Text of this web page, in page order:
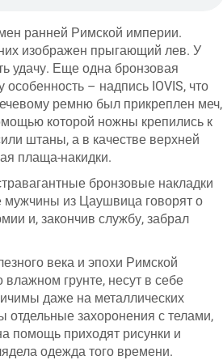
ранней Римской империи.
изображен прыгающий лев. У
удачу. Еще одна бронзовая
– надпись IOVIS, что
ремню был прикреплен меч,
которой ножны крепились к
штаны, а в качестве верхней
плаща-накидки.
бронзовые накладки
из Цаушвица говорят о
и, закончив службу, забрал
века и эпохи Римской
грунте, несут в себе
даже на металлических
отдельные захоронения с телами,
помощь приходят рисунки и
одежда того времени.